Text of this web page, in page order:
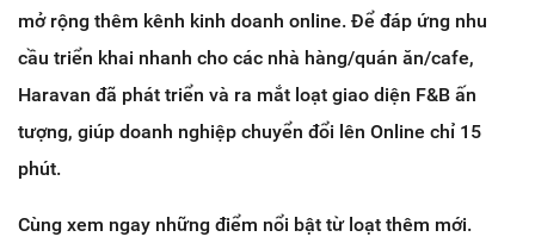
mở rộng thêm kênh kinh doanh online. Để đáp ứng nhu
cầu triển khai nhanh cho các nhà hàng/quán ăn/cafe,
Haravan đã phát triển và ra mắt loạt giao diện F&B ấn
tượng, giúp doanh nghiệp chuyển đổi lên Online chỉ 15
phút.
Cùng xem ngay những điểm nổi bật từ loạt thêm mới.